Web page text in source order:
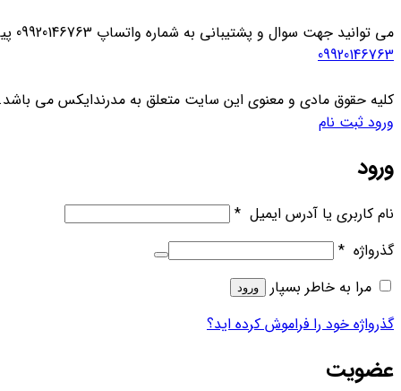
می توانید جهت سوال و پشتیبانی به شماره واتساپ 09920146763 پیام بدهید . کارشناسان ما در اسرع وقت با شما تماس خواهند گرفت.باتشکر
09920146763
کلیه حقوق مادی و معنوی این سایت متعلق به مدرندایکس می باشد.
ورودثبت نام
ورود
نام کاربری یا آدرس ایمیل *
گذرواژه *
مرا به خاطر بسپار
ورود
گذرواژه خود را فراموش کرده اید؟
عضویت